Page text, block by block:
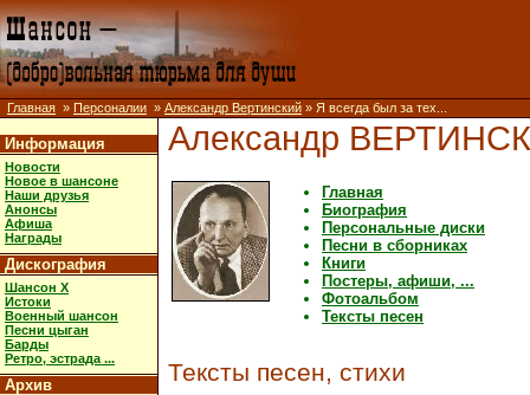
Главная » Персоналии » Александр Вертинский » Я всегда был за тех...
Информация
Новости
Новое в шансоне
Наши друзья
Анонсы
Афиша
Награды
Дискография
Шансон X
Истоки
Военный шансон
Песни цыган
Барды
Ретро, эстрада ...
Архив
Александр
Главная
Биография
Персональные диски
Песни в сборниках
Книги
Постеры, афиши, ...
Фотоальбом
Тексты песен
Тексты песен, стихи